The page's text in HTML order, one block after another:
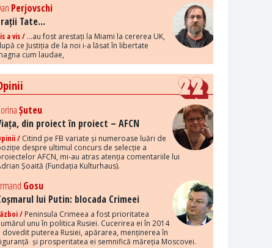
Perjovschi
Tate...
a vis / ...au fost arestați la Miami la cererea UK,
ce Justiția de la noi i-a lăsat în libertate
cum laudae,
Șuteu
din proiect în proiect – AFCN
/ Citind pe FB variate și numeroase luări de
despre ultimul concurs de selecție a
AFCN, mi-au atras atenția comentariile lui
Șoaită (Fundația Kulturhaus).
Gosu
lui Putin: blocada Crimeei
/ Peninsula Crimeea a fost prioritatea
unu în politica Rusiei. Cucerirea ei în 2014
dovedit puterea Rusiei, apărarea, menținerea în
și prosperitatea ei semnifică măreția Moscovei.